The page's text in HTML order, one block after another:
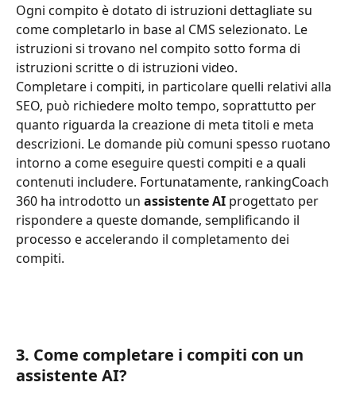
Ogni compito è dotato di istruzioni dettagliate su
come completarlo in base al CMS selezionato. Le
istruzioni si trovano nel compito sotto forma di
istruzioni scritte o di istruzioni video.
Completare i compiti, in particolare quelli relativi alla
SEO, può richiedere molto tempo, soprattutto per
quanto riguarda la creazione di meta titoli e meta
descrizioni. Le domande più comuni spesso ruotano
intorno a come eseguire questi compiti e a quali
contenuti includere. Fortunatamente, rankingCoach
360 ha introdotto un assistente AI progettato per
rispondere a queste domande, semplificando il
processo e accelerando il completamento dei
compiti.
3. Come completare i compiti con un
assistente AI?